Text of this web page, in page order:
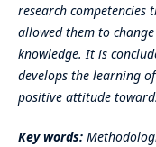
research competencies
allowed them to
knowledge. It is
develops the learning
positive attitude
Key words: